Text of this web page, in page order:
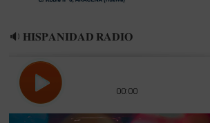
🔉 𝐇𝐈𝐒𝐏𝐀𝐍𝐈𝐃𝐀𝐃 𝐑𝐀𝐃𝐈𝐎